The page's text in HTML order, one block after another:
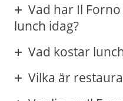
Vad har Il
lunch idag?
Vad kostar
Vilka är